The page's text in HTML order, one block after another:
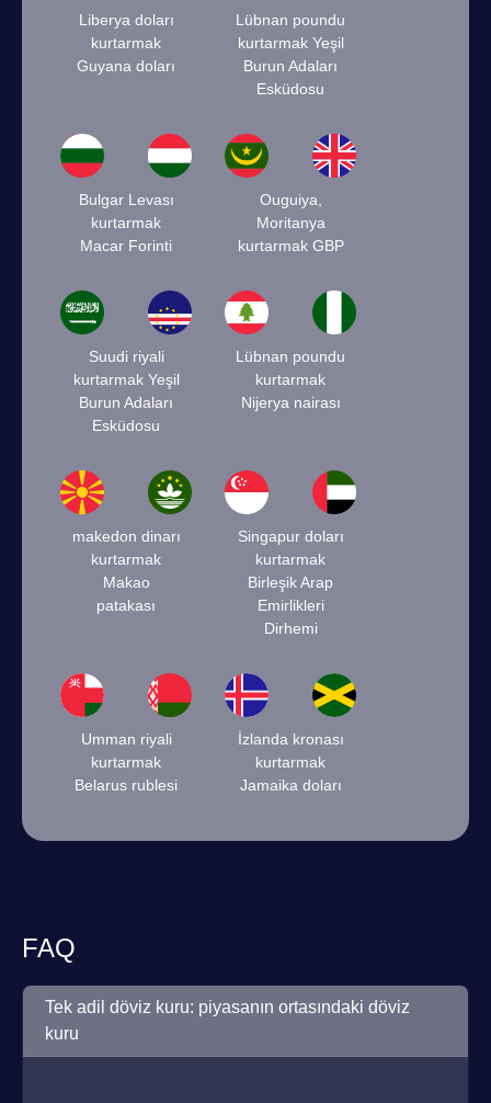
Liberya doları
kurtarmak
Guyana doları
Lübnan poundu
kurtarmak Yeşil
Burun Adaları
Esküdosu
Bulgar Levası
kurtarmak
Macar Forinti
Ouguiya,
Moritanya
kurtarmak GBP
Suudi riyali
kurtarmak Yeşil
Burun Adaları
Esküdosu
Lübnan poundu
kurtarmak
Nijerya nairası
makedon dinarı
kurtarmak
Makao
patakası
Singapur doları
kurtarmak
Birleşik Arap
Emirlikleri
Dirhemi
Umman riyali
kurtarmak
Belarus rublesi
İzlanda kronası
kurtarmak
Jamaika doları
FAQ
Tek adil döviz kuru: piyasanın ortasındaki döviz
kuru